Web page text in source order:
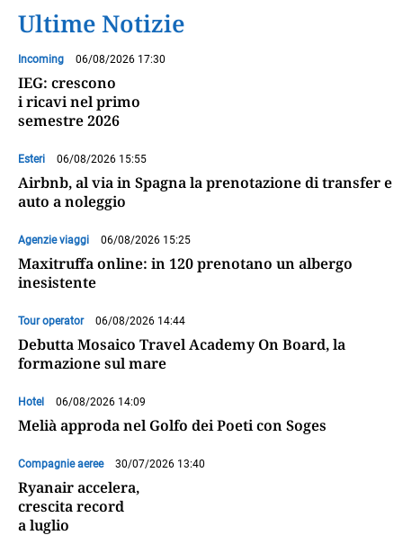
Ultime Notizie
Incoming 06/08/2026 17:30
IEG: crescono
i ricavi nel primo
semestre 2026
Esteri 06/08/2026 15:55
Airbnb, al via in Spagna la prenotazione di transfer e
auto a noleggio
Agenzie viaggi 06/08/2026 15:25
Maxitruffa online: in 120 prenotano un albergo
inesistente
Tour operator 06/08/2026 14:44
Debutta Mosaico Travel Academy On Board, la
formazione sul mare
Hotel 06/08/2026 14:09
Melià approda nel Golfo dei Poeti con Soges
Compagnie aeree 30/07/2026 13:40
Ryanair accelera,
crescita record
a luglio